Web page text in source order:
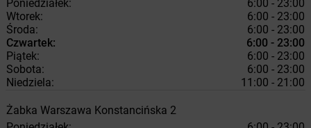
Poniedziałek:
6:00 - 23:00
Wtorek:
6:00 - 23:00
Środa:
6:00 - 23:00
Czwartek:
6:00 - 23:00
Piątek:
6:00 - 23:00
Sobota:
6:00 - 23:00
Niedziela:
11:00 - 21:00
Żabka Warszawa Konstancińska 2